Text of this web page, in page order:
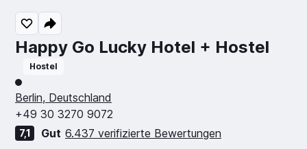
Happy Go Lucky Hotel + Hostel
Hostel
Bewertungskategorie 1
Berlin, Deutschland
+49 30 3270 9072
7,1 Gut 6.437 verifizierte Bewertungen